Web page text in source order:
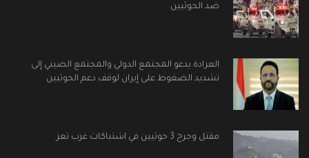
ضد الحوثيين
العرادة يدعو المجتمع الدولي والمجتمع الصيني إلى
تشديد الضغوط على إيران لوقف دعم الحوثيين
مقتل وجرح 3 حوثيين في اشتباكات غرب تعز